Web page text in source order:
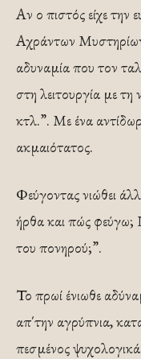
Αν ο πιστός είχε την
Αχράντων
αδυναμία που τον
στη λειτουργία με
κτλ.”. Με ένα
ακμαιότατος.
Φεύγοντας νιώθει
ήρθα και πώς φεύγω;
του πονηρού;”.
Το πρωί ένιωθε
απ΄την αγρύπνια,
πεσμένος